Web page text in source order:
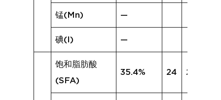
锰(Mn) —
碘(I) —
饱和脂肪酸
(SFA)
35.4% 24 22.1%